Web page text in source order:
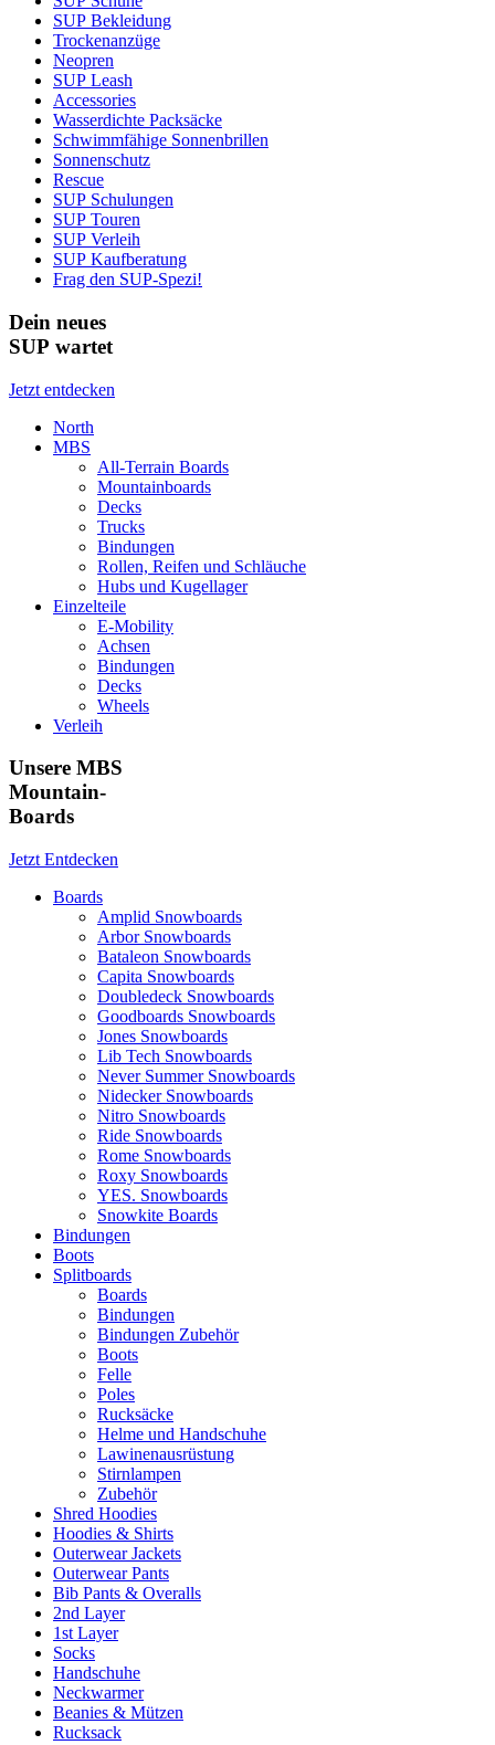
SUP Bekleidung
Trockenanzüge
Neopren
SUP Leash
Accessories
Wasserdichte Packsäcke
Schwimmfähige Sonnenbrillen
Sonnenschutz
Rescue
SUP Schulungen
SUP Touren
SUP Verleih
SUP Kaufberatung
Frag den SUP-Spezi!
Dein neues
SUP wartet
Jetzt entdecken
North
MBS
All-Terrain Boards
Mountainboards
Decks
Trucks
Bindungen
Rollen, Reifen und Schläuche
Hubs und Kugellager
Einzelteile
E-Mobility
Achsen
Bindungen
Decks
Wheels
Verleih
Unsere MBS
Mountain-
Boards
Jetzt Entdecken
Boards
Amplid Snowboards
Arbor Snowboards
Bataleon Snowboards
Capita Snowboards
Doubledeck Snowboards
Goodboards Snowboards
Jones Snowboards
Lib Tech Snowboards
Never Summer Snowboards
Nidecker Snowboards
Nitro Snowboards
Ride Snowboards
Rome Snowboards
Roxy Snowboards
YES. Snowboards
Snowkite Boards
Bindungen
Boots
Splitboards
Boards
Bindungen
Bindungen Zubehör
Boots
Felle
Poles
Rucksäcke
Helme und Handschuhe
Lawinenausrüstung
Stirnlampen
Zubehör
Shred Hoodies
Hoodies & Shirts
Outerwear Jackets
Outerwear Pants
Bib Pants & Overalls
2nd Layer
1st Layer
Socks
Handschuhe
Neckwarmer
Beanies & Mützen
Rucksack